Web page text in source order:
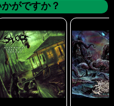
がですか？